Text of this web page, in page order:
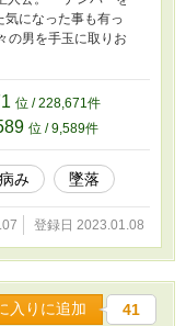
になった事も有っ
男を手玉に取りお
位 / 228,671件
位 / 9,589件
病み 墜落
登録日 2023.01.08
入りに追加 41